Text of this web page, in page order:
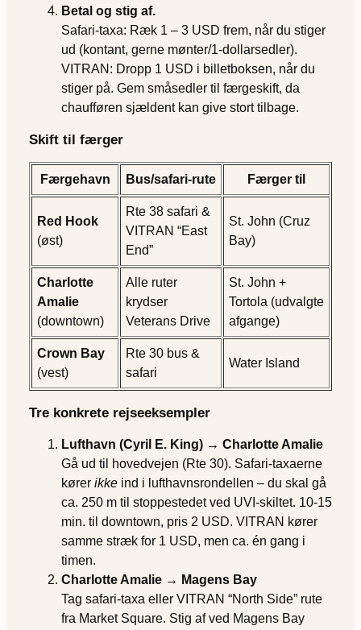
Betal og stig af.
Safari-taxa: Ræk 1 – 3 USD frem, når du stiger
ud (kontant, gerne mønter/1-dollarsedler).
VITRAN: Dropp 1 USD i billetboksen, når du
stiger på. Gem småsedler til færgeskift, da
chaufføren sjældent kan give stort tilbage.
Skift til færger
Færgehavn Bus/safari-rute Færger til
Red Hook
(øst)
Rte 38 safari &
VITRAN “East
End”
St. John (Cruz
Bay)
Charlotte
Amalie
(downtown)
Alle ruter
krydser
Veterans Drive
St. John +
Tortola (udvalgte
afgange)
Crown Bay
(vest)
Rte 30 bus &
safari
Water Island
Tre konkrete rejse­eksempler
Lufthavn (Cyril E. King) → Charlotte Amalie
Gå ud til hovedvejen (Rte 30). Safari-taxaerne
kører ikke ind i lufthavnsrondellen – du skal gå
ca. 250 m til stoppestedet ved UVI-skiltet. 10-15
min. til downtown, pris 2 USD. VITRAN kører
samme stræk for 1 USD, men ca. én gang i
timen.
Charlotte Amalie → Magens Bay
Tag safari-taxa eller VITRAN “North Side” rute
fra Market Square. Stig af ved Magens Bay